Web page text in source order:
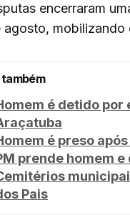
encerraram
agosto, mobilizando
também
é detido por
é preso
prende homem
Pais